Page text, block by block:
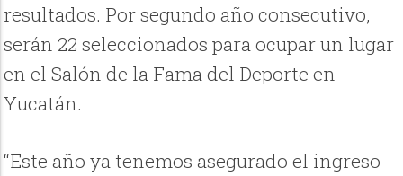
resultados. Por segundo año consecutivo,
serán 22 seleccionados para ocupar un lugar
en el Salón de la Fama del Deporte en
Yucatán.
“Este año ya tenemos asegurado el ingreso